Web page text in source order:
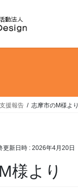
援報告 志摩市のM様より
更新日時 : 2026年4月20日
様より